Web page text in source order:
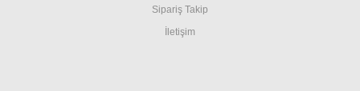
Sipariş Takip
İletişim